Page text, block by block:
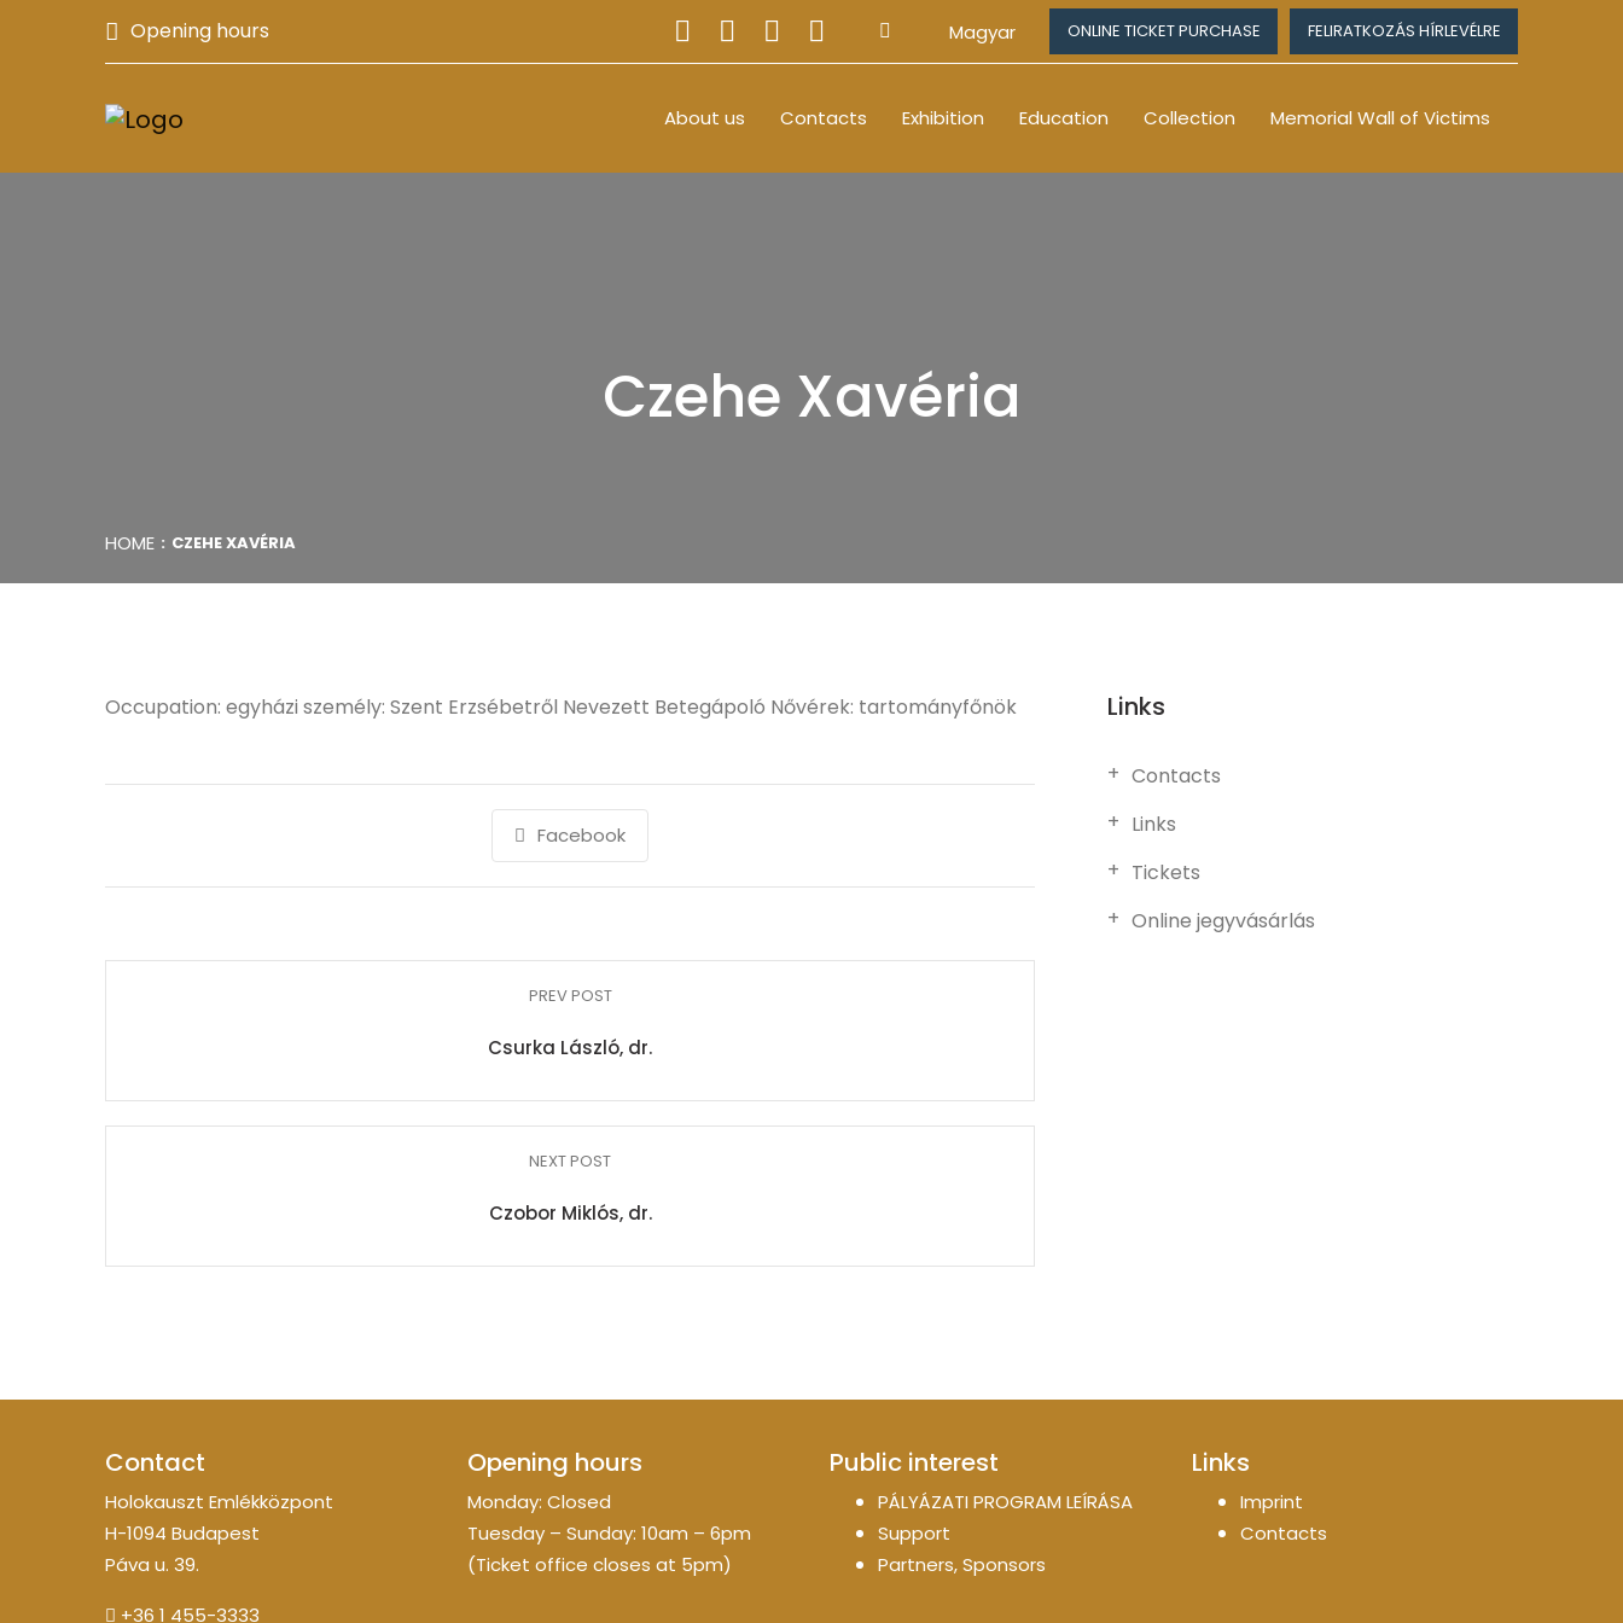
Opening hours Magyar ONLINE TICKET PURCHASE FELIRATKOZÁS HÍRLEVÉLRE
About us Contacts Exhibition Education Collection Memorial Wall of Victims
Czehe Xavéria
HOME CZEHE XAVÉRIA
Occupation: egyházi személy: Szent Erzsébetről Nevezett Betegápoló Nővérek: tartományfőnök
Facebook
PREV POST
Csurka László, dr.
NEXT POST
Czobor Miklós, dr.
Links
Contacts
Links
Tickets
Online jegyvásárlás
Contact
Holokauszt Emlékközpont
H-1094 Budapest
Páva u. 39.
+36 1 455-3333
Opening hours
Monday: Closed
Tuesday – Sunday: 10am – 6pm
(Ticket office closes at 5pm)
Public interest
PÁLYÁZATI PROGRAM LEÍRÁSA
Support
Partners, Sponsors
Links
Imprint
Contacts